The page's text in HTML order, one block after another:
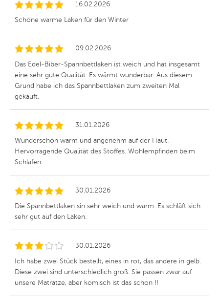
16.02.2026
Schöne warme Laken für den Winter
09.02.2026
Das Edel-Biber-Spannbettlaken ist weich und hat insgesamt
eine sehr gute Qualität. Es wärmt wunderbar. Aus diesem
Grund habe ich das Spannbettlaken zum zweiten Mal
gekauft.
31.01.2026
Wunderschön warm und angenehm auf der Haut.
Hervorragende Qualität des Stoffes. Wohlempfinden beim
Schlafen.
30.01.2026
Die Spannbettlaken sin sehr weich und warm. Es schläft sich
sehr gut auf den Laken.
30.01.2026
Ich habe zwei Stück bestellt, eines in rot, das andere in gelb.
Diese zwei sind unterschiedlich groß. Sie passen zwar auf
unsere Matratze, aber komisch ist das schon !!